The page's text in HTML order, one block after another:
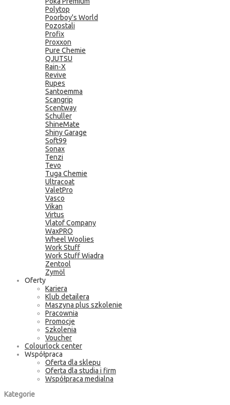
Polytop
Poorboy's World
Pozostali
Profix
Proxxon
Pure Chemie
QJUTSU
Rain-X
Revive
Rupes
Santoemma
Scangrip
Scentway
Schuller
ShineMate
Shiny Garage
Soft99
Sonax
Tenzi
Tevo
Tuga Chemie
Ultracoat
ValetPro
Vasco
Vikan
Virtus
Vlatof Company
WaxPRO
Wheel Woolies
Work Stuff
Work Stuff Wiadra
Zentool
Zymöl
Oferty
Kariera
Klub detailera
Maszyna plus szkolenie
Pracownia
Promocje
Szkolenia
Voucher
Colourlock center
Współpraca
Oferta dla sklepu
Oferta dla studia i firm
Współpraca medialna
Kategorie